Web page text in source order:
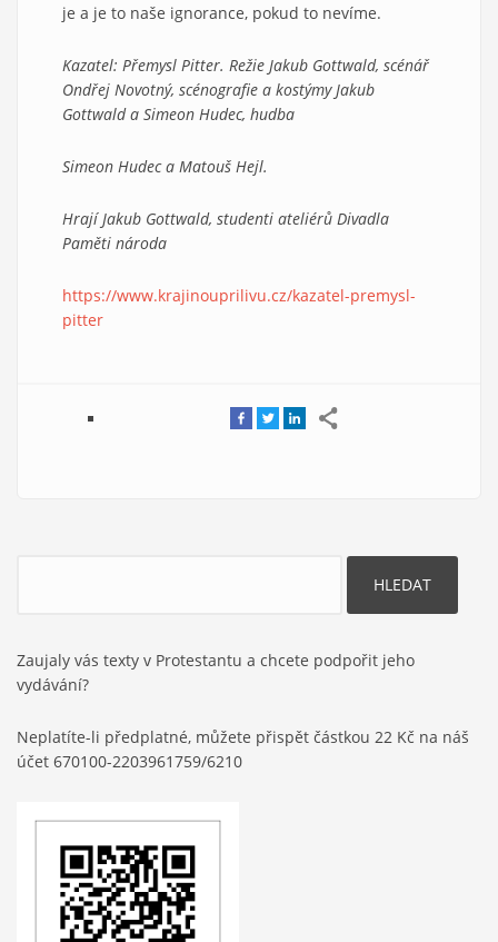
je a je to naše ignorance, pokud to nevíme.
Kazatel: Přemysl Pitter. Režie Jakub Gottwald, scénář
Ondřej Novotný, scénografie a kostýmy Jakub
Gottwald a Simeon Hudec, hudba
Simeon Hudec a Matouš Hejl.
Hrají Jakub Gottwald, studenti ateliérů Divadla
Paměti národa
https://www.krajinouprilivu.cz/kazatel-premysl-
pitter
Zaujaly vás texty v Protestantu a chcete podpořit jeho
vydávání?
Neplatíte-li předplatné, můžete přispět částkou 22 Kč na náš
účet 670100-2203961759/6210